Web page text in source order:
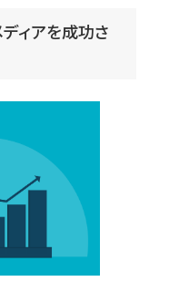
ィアを成功さ